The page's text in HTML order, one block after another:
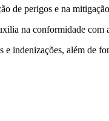
de perigos e na
na conformidade com
indenizações, além de